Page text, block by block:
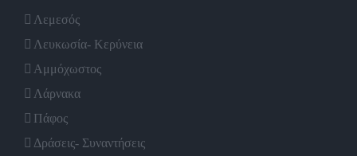
Λεμεσός
Λευκωσία- Κερύνεια
Αμμόχωστος
Λάρνακα
Πάφος
Δράσεις- Συναντήσεις